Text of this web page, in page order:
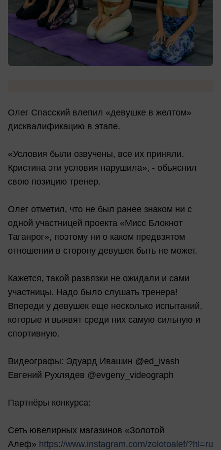
Олег Спасский влепил «девушке в желтом»
дисквалификацию в этапе.
«Условия были озвучены, все их приняли.
Кристина эти условия нарушила», - объяснил
свою позицию тренер.
Олег отметил, что не был ранее знаком ни с
одной участницей проекта «Мисс Блокнот
Таганрог», поэтому ни о каком предвзятом
отношении в сторону девушек быть не может.
Кажется, такой развязки не ожидали и сами
участницы. Надо было слушать тренера!
Впереди у девушек еще несколько испытаний,
которые и выявят среди них самую сильную и
спортивную.
Видеографы: Эдуард Ивашин @ed_ivash
Евгений Рухлядев @evgeny_videograph
Партнёры конкурса:
Сеть ювелирных магазинов «Золотой
Алеф» https://www.instagram.com/zolotoalef/?hl=ru